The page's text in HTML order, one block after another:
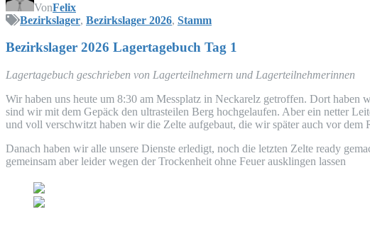
VonFelix
Bezirkslager, Bezirkslager 2026, Stamm
Bezirks­la­ger 2026 Lager­ta­ge­buch Tag 1
Lager­ta­ge­buch geschrie­ben von Lager­teil­neh­mern und Lagerteilnehmerinnen
Wir haben uns heu­te um 8:30 am Mess­platz in Nec­kar­elz getrof­fen. Dort
sind wir mit dem Gepäck den ultrast­ei­len Berg hoch­ge­lau­fen. Aber ein net­ter
und voll ver­schwitzt haben wir die Zel­te auf­ge­baut, die wir spä­ter auch vor dem
Danach haben wir alle unse­re Diens­te erle­digt, noch die letz­ten Zel­te rea­dy
gemein­sam aber lei­der wegen der Tro­cken­heit ohne Feu­er aus­klin­gen lassen